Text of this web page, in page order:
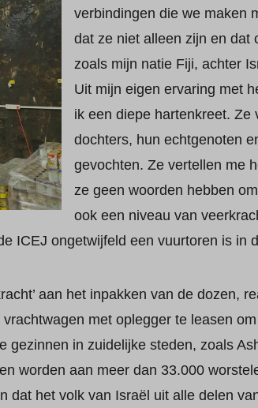
verbindingen die we maken
dat ze niet alleen zijn en dat
zoals mijn natie Fiji, achter
Uit mijn eigen ervaring met
ik een diepe hartenkreet. Ze
dochters, hun echtgenoten
gevochten. Ze vertellen me
ze geen woorden hebben
ook een niveau van
ICEJ ongetwijfeld een vuurtoren is in
aan het inpakken van de dozen,
met oplegger te leasen
gezinnen in zuidelijke steden, zoals
worden aan meer dan 33.000
dat het volk van Israël uit alle delen